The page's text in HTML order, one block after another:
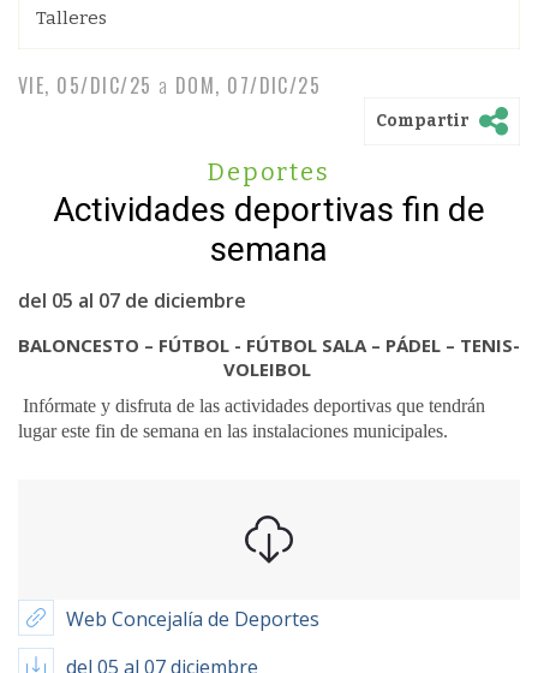
Talleres
VIE, 05/DIC/25 a DOM, 07/DIC/25
Compartir
Deportes
Actividades deportivas fin de
semana
del 05 al 07 de diciembre
BALONCESTO – FÚTBOL - FÚTBOL SALA – PÁDEL – TENIS-
VOLEIBOL
Infórmate y disfruta de las actividades deportivas que tendrán
lugar este fin de semana en las instalaciones municipales.
Web Concejalía de Deportes
del 05 al 07 diciembre